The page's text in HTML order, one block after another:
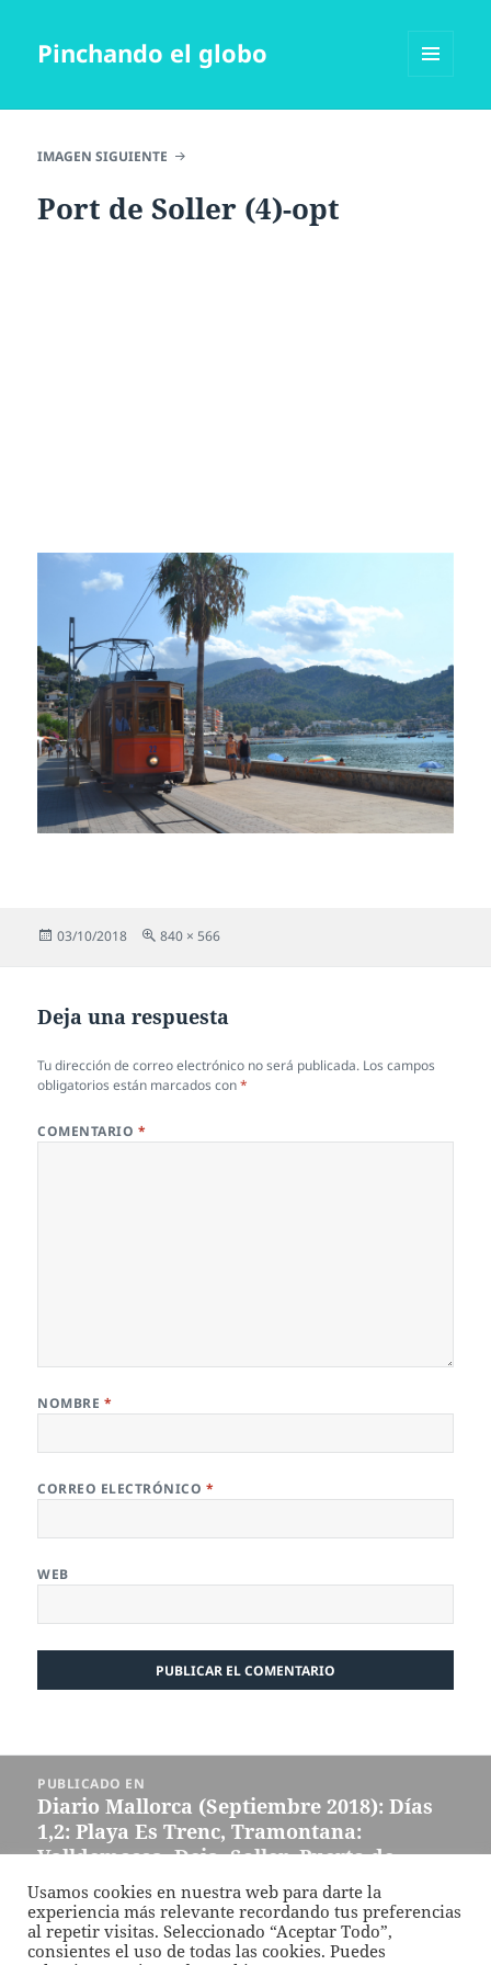
Pinchando el globo
IMAGEN SIGUIENTE
Port de Soller (4)-opt
Publicado
03/10/2018
Tamaño
840 × 566
Deja una respuesta
Tu dirección de correo electrónico no será publicada. Los campos
obligatorios están marcados con*
COMENTARIO *
NOMBRE *
CORREO ELECTRÓNICO *
WEB
entradas
PUBLICADO EN
Diario Mallorca (Septiembre 2018): Días
1,2: Playa Es Trenc, Tramontana:
Valldemossa, Deia, Soller, Puerto de
Soller, Fornalutx
Funciona gracias a WordPress
Usamos cookies en nuestra web para darte la
experiencia más relevante recordando tus preferencias
al repetir visitas. Seleccionado “Aceptar Todo”,
consientes el uso de todas las cookies. Puedes